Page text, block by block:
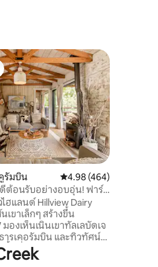
วรัมบิน คะแนนเฉลี่ย 4.98 จาก
4.98 (464)
ดีต้อนรับอย่างอบอุ่น! ฟาร์ม
ไฮแลนด์ Hillview Dairy
เขาเล็กๆ สร้างขึ้น
องเห็นเนินเขาทัลเลบัดเจ
ารเคอรัมบิน และทิวทัศน์
เกษตรกรรม 🐮 วัว
าหารม้าเวลา 16.00 น. 🐓